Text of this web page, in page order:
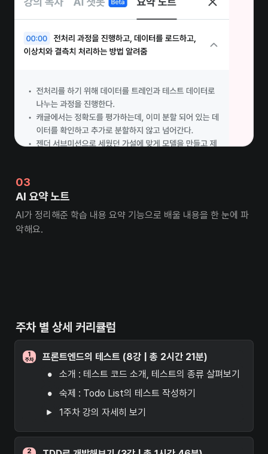
AI 요약 노트
AI가 정리해준 학습 내용 요약 기능으로 배울 내용을 한 눈에 파
악해요.
주차 별 상세 커리큘럼
프론트엔드의 테스트 (8강 | 총 2시간 21분)
• 소개 : 테스트 코드 소개, 테스트의 종류 살펴보기
•
숙제 : Todo List의 테스트 작성하기
1주차 강의 자세히 보기